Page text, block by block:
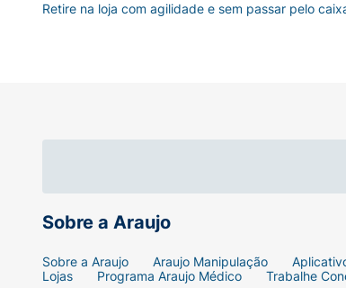
Sobre a Araujo
Sobre a Araujo Araujo Manipulação
Lojas
Programa Araujo Médico Trabalhe
Retire na loja com agilidade e sem passar pelo